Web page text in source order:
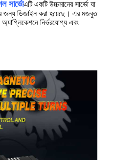
সার্ভোএটি একটি উচ্চমানের সার্ভো যা
জন্য ডিজাইন করা হয়েছে। এর মজবুত
অ্যাপ্লিকেশনে নির্ভরযোগ্য এবং